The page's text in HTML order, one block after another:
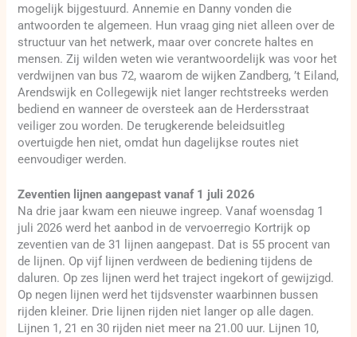
mogelijk bijgestuurd. Annemie en Danny vonden die
antwoorden te algemeen. Hun vraag ging niet alleen over de
structuur van het netwerk, maar over concrete haltes en
mensen. Zij wilden weten wie verantwoordelijk was voor het
verdwijnen van bus 72, waarom de wijken Zandberg, ’t Eiland,
Arendswijk en Collegewijk niet langer rechtstreeks werden
bediend en wanneer de oversteek aan de Herdersstraat
veiliger zou worden. De terugkerende beleidsuitleg
overtuigde hen niet, omdat hun dagelijkse routes niet
eenvoudiger werden.
Zeventien lijnen aangepast vanaf 1 juli 2026
Na drie jaar kwam een nieuwe ingreep. Vanaf woensdag 1
juli 2026 werd het aanbod in de vervoerregio Kortrijk op
zeventien van de 31 lijnen aangepast. Dat is 55 procent van
de lijnen. Op vijf lijnen verdween de bediening tijdens de
daluren. Op zes lijnen werd het traject ingekort of gewijzigd.
Op negen lijnen werd het tijdsvenster waarbinnen bussen
rijden kleiner. Drie lijnen rijden niet langer op alle dagen.
Lijnen 1, 21 en 30 rijden niet meer na 21.00 uur. Lijnen 10,